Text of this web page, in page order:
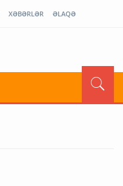
XƏBƏRLƏR ƏLAQƏ